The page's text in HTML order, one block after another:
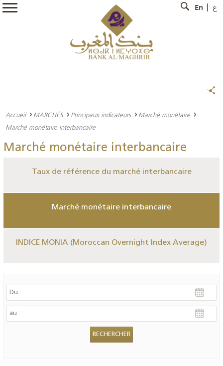
En ع
Accueil MARCHÉS Principaux indicateurs
Marché monétaire
Marché monétaire interbancaire
Marché monétaire interbancaire
Taux de référence du marché interbancaire
Marché monétaire interbancaire
INDICE MONIA (Moroccan Overnight Index Average)